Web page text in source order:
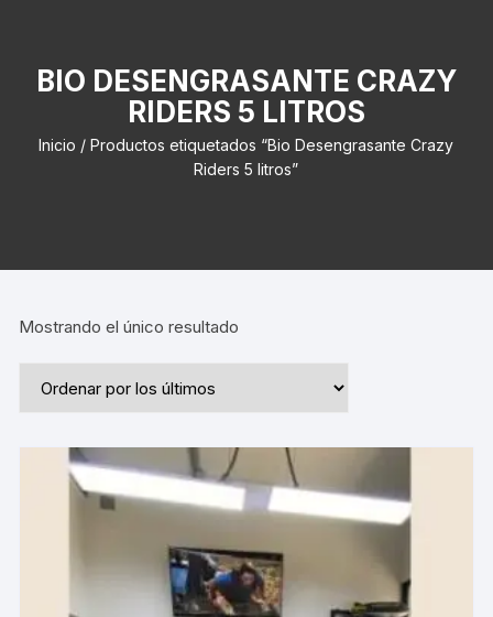
BIO DESENGRASANTE CRAZY
RIDERS 5 LITROS
Inicio / Productos etiquetados “Bio Desengrasante Crazy
Riders 5 litros”
Mostrando el único resultado